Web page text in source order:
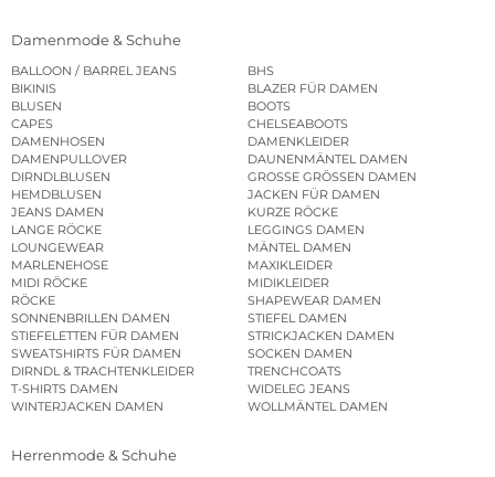
Damenmode & Schuhe
BALLOON / BARREL JEANS
BHS
BIKINIS
BLAZER FÜR DAMEN
BLUSEN
BOOTS
CAPES
CHELSEABOOTS
DAMENHOSEN
DAMENKLEIDER
DAMENPULLOVER
DAUNENMÄNTEL DAMEN
DIRNDLBLUSEN
GROSSE GRÖSSEN DAMEN
HEMDBLUSEN
JACKEN FÜR DAMEN
JEANS DAMEN
KURZE RÖCKE
LANGE RÖCKE
LEGGINGS DAMEN
LOUNGEWEAR
MÄNTEL DAMEN
MARLENEHOSE
MAXIKLEIDER
MIDI RÖCKE
MIDIKLEIDER
RÖCKE
SHAPEWEAR DAMEN
SONNENBRILLEN DAMEN
STIEFEL DAMEN
STIEFELETTEN FÜR DAMEN
STRICKJACKEN DAMEN
SWEATSHIRTS FÜR DAMEN
SOCKEN DAMEN
DIRNDL & TRACHTENKLEIDER
TRENCHCOATS
T-SHIRTS DAMEN
WIDELEG JEANS
WINTERJACKEN DAMEN
WOLLMÄNTEL DAMEN
Herrenmode & Schuhe